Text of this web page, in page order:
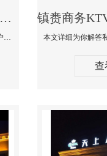
镇赉摸摸唱KTV夜场哪家好玩开放-万豪国际KTV消费客户点评
本文详细为你解答万豪国际KTV消费客户点评，更多关于摸摸唱KTV夜场哪家好玩开放咨询1312 0333301微信同步！
查